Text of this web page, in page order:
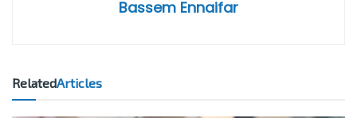
Bassem Ennaifar
RelatedArticles